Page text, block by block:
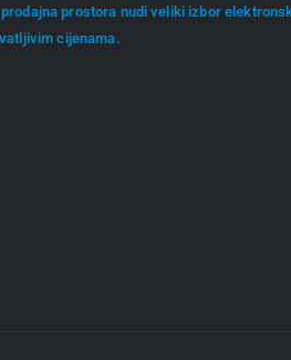
prostora nudi veliki izbor
cijenama.